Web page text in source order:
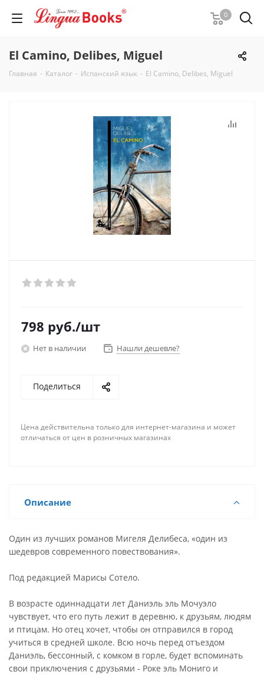
0
El Camino, Delibes, Miguel
Главная - Каталог - Испанский язык - El Camino, Delibes, Miguel
798 руб./шт
Нет в наличии Нашли дешевле?
Поделиться
Цена действительна только для интернет-магазина и может
отличаться от цен в розничных магазинах
Описание
Один из лучших романов Мигеля Делибеса, «один из
шедевров современного повествования».
Под редакцией Марисы Сотело.
В возрасте одиннадцати лет Даниэль эль Мочуэло
чувствует, что его путь лежит в деревню, к друзьям, людям
и птицам. Но отец хочет, чтобы он отправился в город
учиться в средней школе. Всю ночь перед отъездом
Даниэль, бессонный, с комком в горле, будет вспоминать
свои приключения с друзьями - Роке эль Мониго и